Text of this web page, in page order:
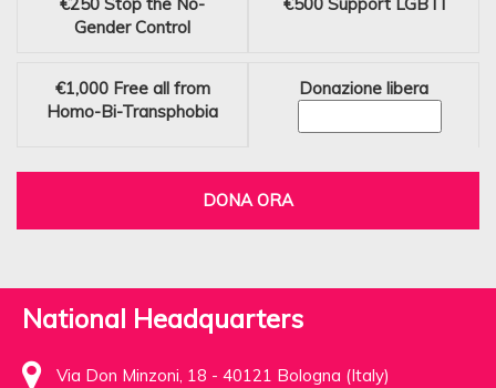
Gender Control
€1,000 Free all from
Homo-Bi-Transphobia
Donazione libera
DONA ORA
National Headquarters
Via Don Minzoni, 18 - 40121 Bologna (Italy)